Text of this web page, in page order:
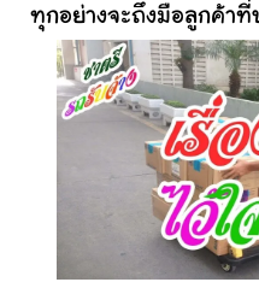
ทุกอย่างจะถึงมือลูกค้า